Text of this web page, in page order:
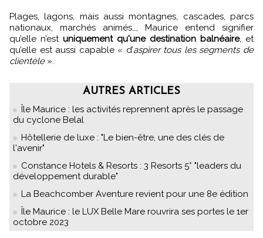
Plages, lagons, mais aussi montagnes, cascades, parcs
nationaux, marchés animés…, Maurice entend signifier
qu’elle n’est uniquement qu'une destination balnéaire, et
qu’elle est aussi capable « d’aspirer tous les segments de
clientèle».
AUTRES ARTICLES
Île Maurice : les activités reprennent après le passage
du cyclone Belal
Hôtellerie de luxe : "Le bien-être, une des clés de
l'avenir"
Constance Hotels & Resorts : 3 Resorts 5* "leaders du
développement durable"
La Beachcomber Aventure revient pour une 8e édition
Île Maurice : le LUX Belle Mare rouvrira ses portes le 1er
octobre 2023